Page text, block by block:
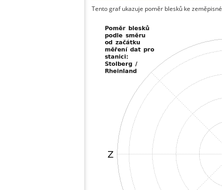
Tento graf ukazuje poměr blesků ke